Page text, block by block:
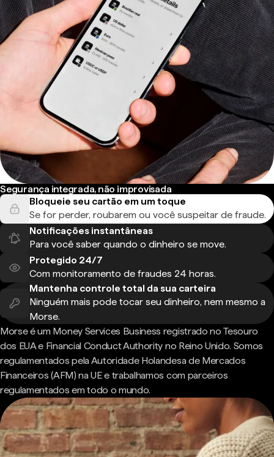
Segurança integrada, não improvisada
Bloqueie seu cartão em um toque
Se for perder, roubarem ou você suspeitar de fraude.
Notificações instantâneas
Para você saber quando o dinheiro se move.
Protegido 24/7
Com monitoramento de fraudes 24 horas.
Mantenha controle total da sua carteira
Ninguém mais pode tocar seu dinheiro, nem mesmo a
Morse.
Morse é um Money Services Business registrado no Tesouro
dos EUA e Financial Conduct Authority no Reino Unido. Somos
regulamentados pela Autoridade Holandesa de Mercados
Financeiros (AFM) na UE e trabalhamos com parceiros
regulamentados em todo o mundo.